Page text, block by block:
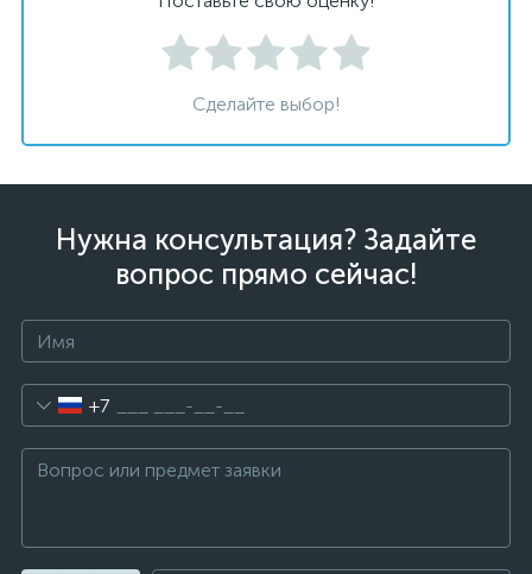
Сделайте выбор!
Нужна консультация? Задайте
вопрос прямо сейчас!
+7